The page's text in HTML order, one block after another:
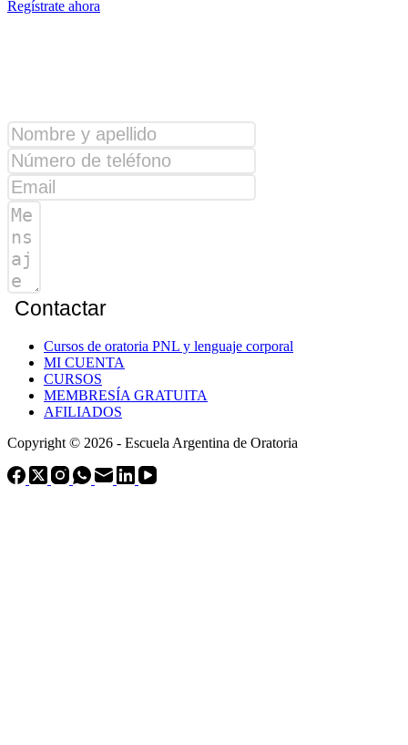
Regístrate ahora
Contactar
Cursos de oratoria PNL y lenguaje corporal
MI CUENTA
CURSOS
MEMBRESÍA GRATUITA
AFILIADOS
Copyright © 2026 - Escuela Argentina de Oratoria